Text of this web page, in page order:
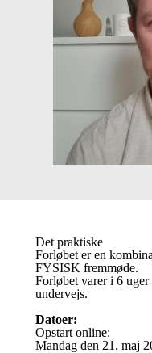
Det praktiske
Forløbet er en
FYSISK fremmøde.
Forløbet varer i 6
undervejs.
Datoer:
Opstart online:
Mandag den 21. maj